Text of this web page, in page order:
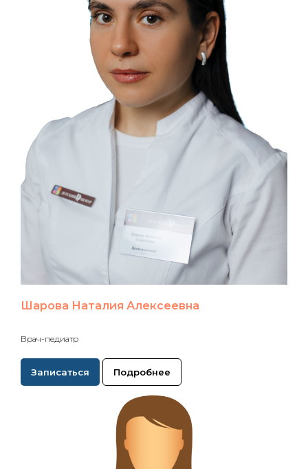
Шарова Наталия Алексеевна
Врач-педиатр
Записаться Подробнее